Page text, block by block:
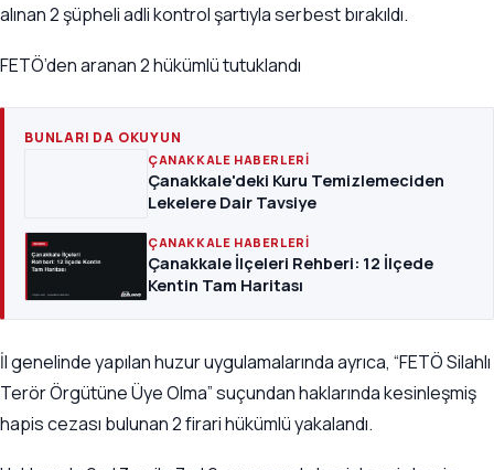
alınan 2 şüpheli adli kontrol şartıyla serbest bırakıldı.
FETÖ’den aranan 2 hükümlü tutuklandı
BUNLARI DA OKUYUN
ÇANAKKALE HABERLERI
Çanakkale'deki Kuru Temizlemeciden
Lekelere Dair Tavsiye
ÇANAKKALE HABERLERI
Çanakkale İlçeleri Rehberi: 12 İlçede
Kentin Tam Haritası
İl genelinde yapılan huzur uygulamalarında ayrıca, “FETÖ Silahlı
Terör Örgütüne Üye Olma” suçundan haklarında kesinleşmiş
hapis cezası bulunan 2 firari hükümlü yakalandı.